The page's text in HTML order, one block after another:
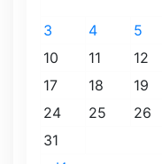
3
4 5
10
11 12
17
18 19
24
25 26
31